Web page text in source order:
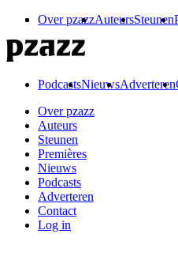
Over pzazzAuteursSteunen
PodcastsNieuwsAdverteren
Over pzazz
Auteurs
Steunen
Premières
Nieuws
Podcasts
Adverteren
Contact
Log in